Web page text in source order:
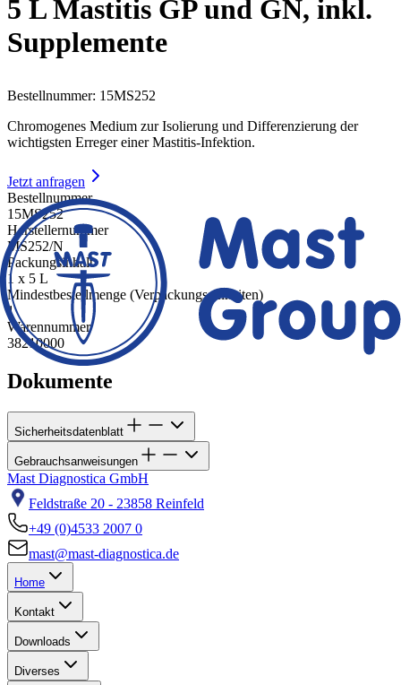
5 L Mastitis GP und GN, inkl.
Supplemente
Bestellnummer: 15MS252
Chromogenes Medium zur Isolierung und Differenzierung der
wichtigsten Erreger einer Mastitis-Infektion.
Jetzt anfragen
Bestellnummer
15MS252
Herstellernummer
MS252/N
Packungsinhalt
1 x 5 L
Mindestbestellmenge (Verpackungseinheiten)
1
Warennummer
38210000
Dokumente
Sicherheitsdatenblatt
Gebrauchsanweisungen
Mast Diagnostica GmbH
Feldstraße 20 - 23858 Reinfeld
+49 (0)4533 2007 0
mast@mast-diagnostica.de
Home
Kontakt
Downloads
Diverses